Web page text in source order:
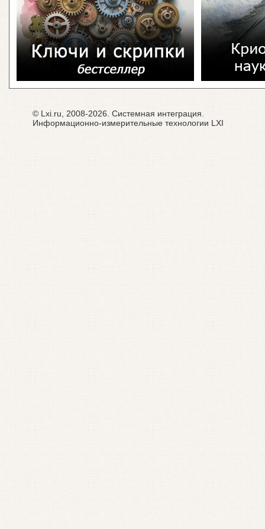
© Lxi.ru, 2008-2026. Системная интеграция.
Информационно-измерительные технологии LXI